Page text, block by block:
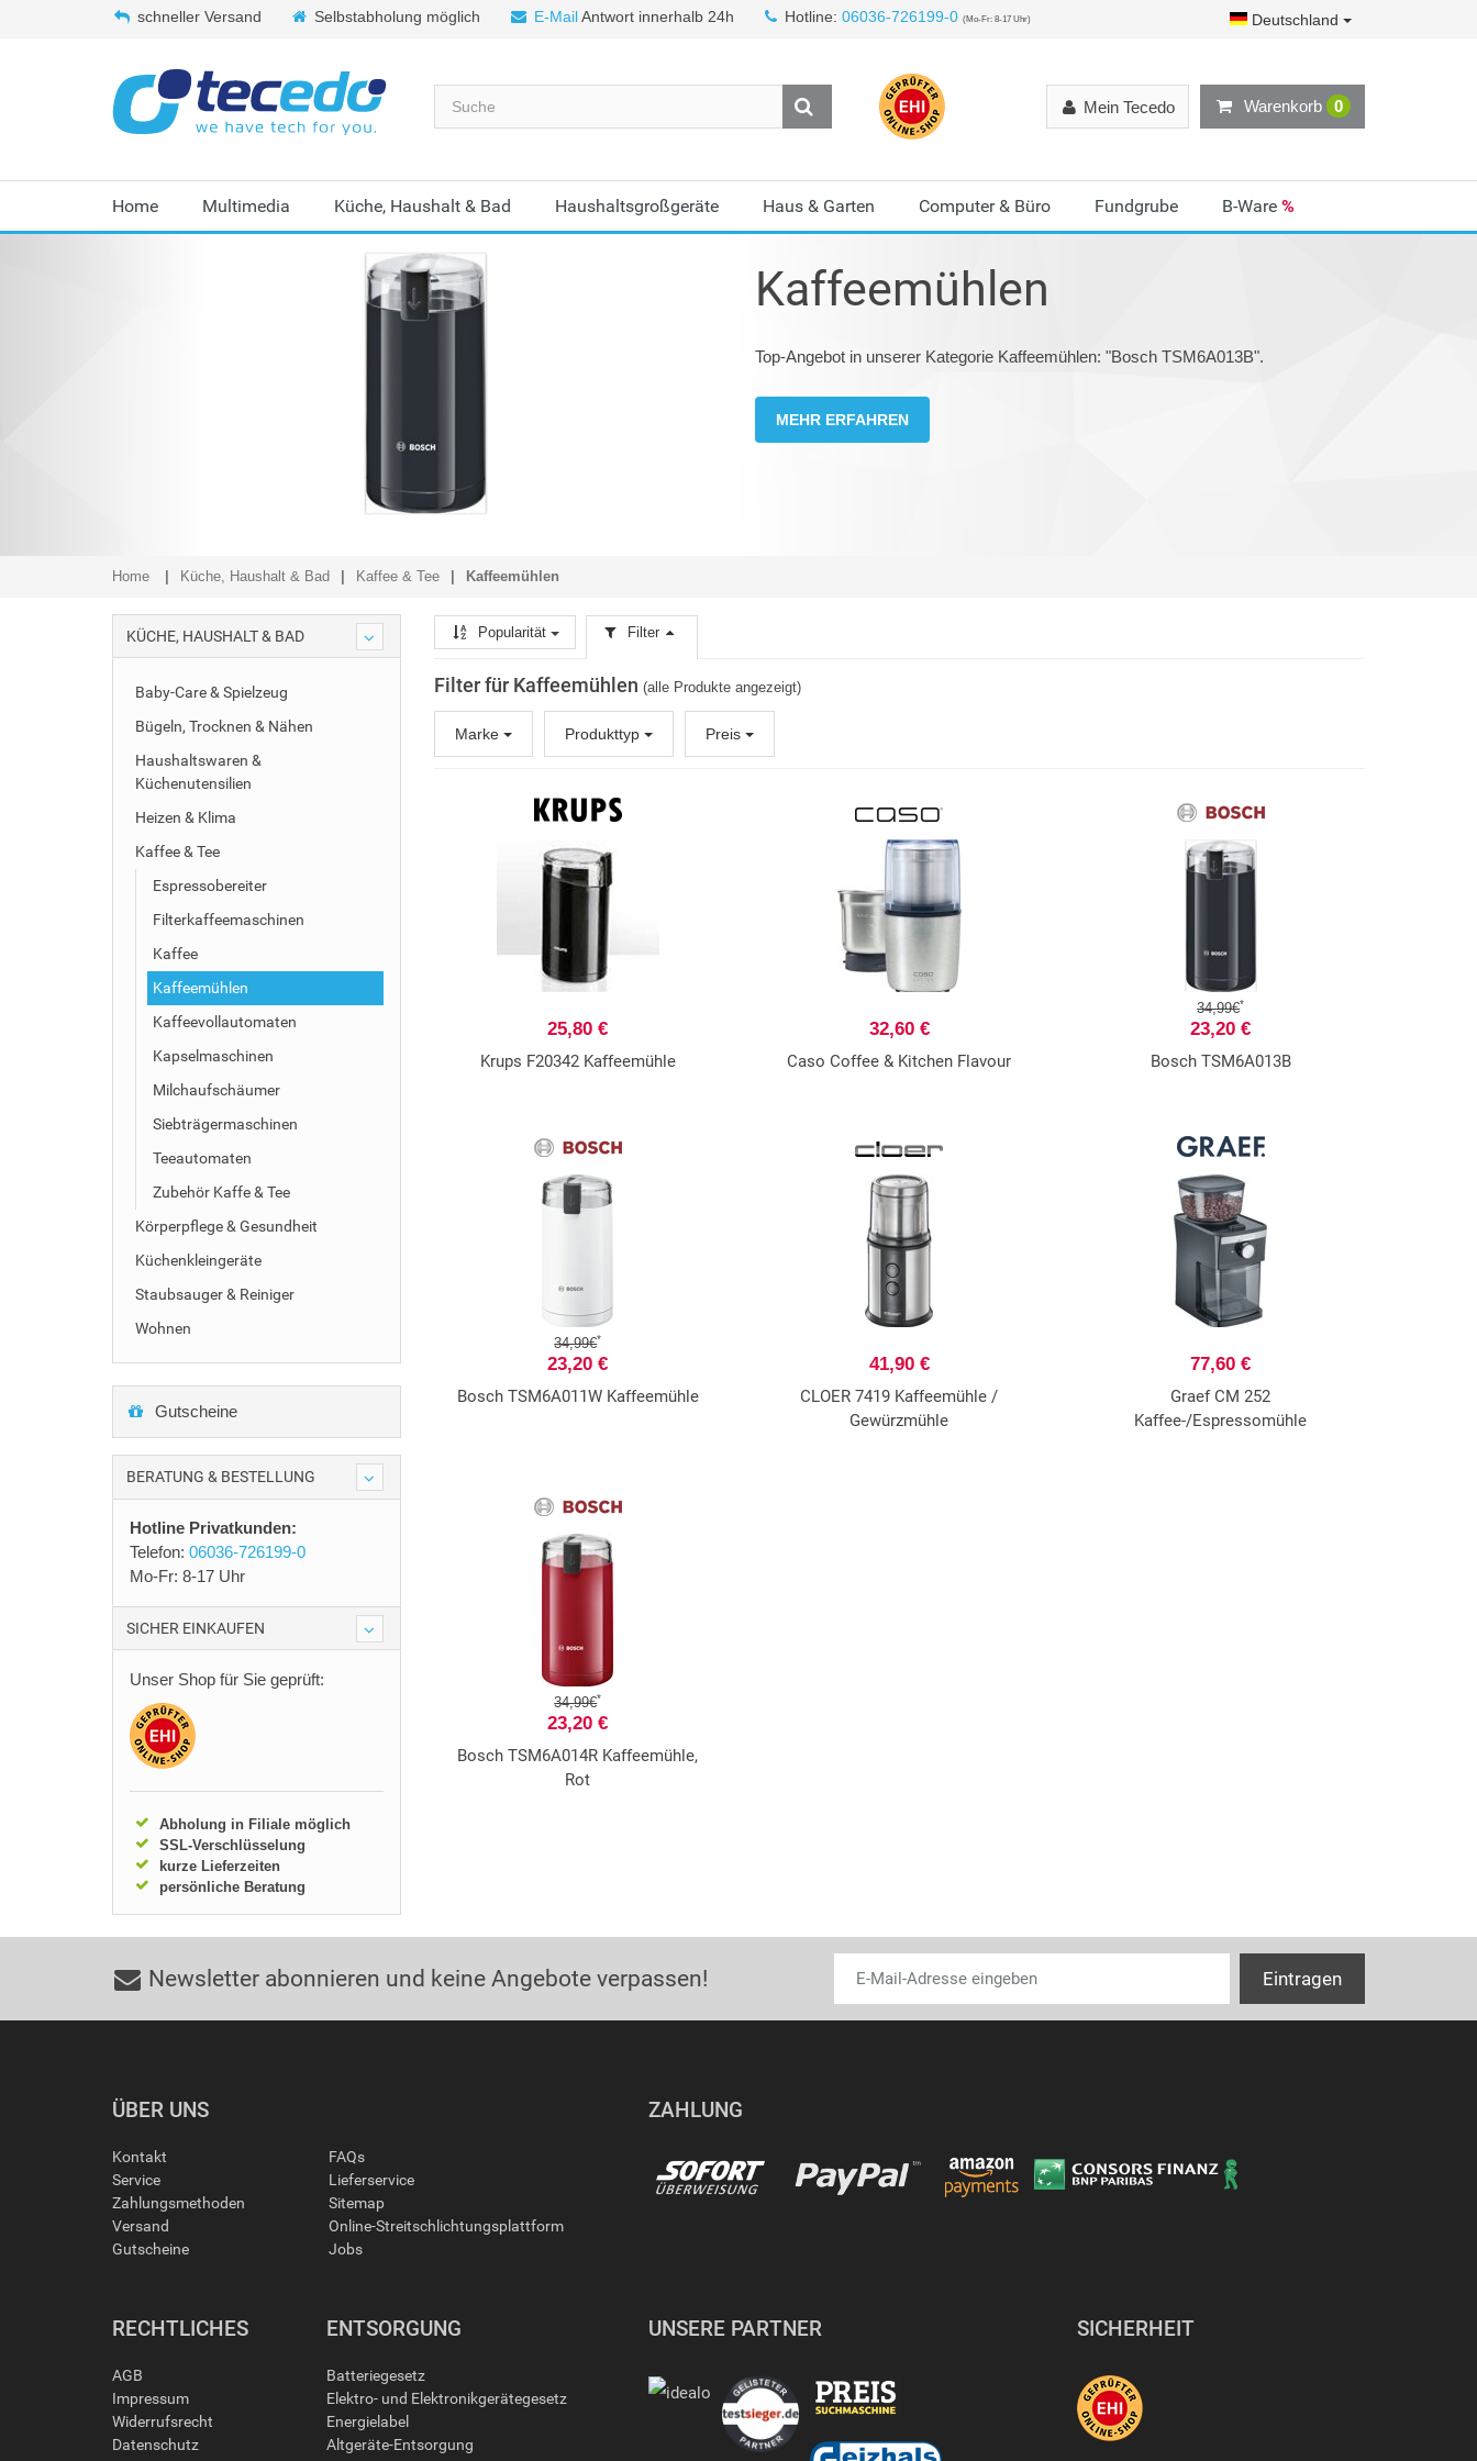
schneller Versand Selbstabholung möglich E-MailAntwort innerhalb 24h Hotline: 06036-726199-0 (Mo-Fr: 8-17 Uhr) Deutschland
Warenkorb 0
Mein Tecedo
Home Multimedia Küche, Haushalt & Bad Haushaltsgroßgeräte Haus & Garten Computer & Büro Fundgrube B-Ware %
Kaffeemühlen
Top-Angebot in unserer Kategorie Kaffeemühlen: "Bosch TSM6A013B".
MEHR ERFAHREN
Home Küche, Haushalt & Bad Kaffee & Tee Kaffeemühlen
KÜCHE, HAUSHALT & BAD
Baby-Care & Spielzeug
Bügeln, Trocknen & Nähen
Haushaltswaren &
Küchenutensilien
Heizen & Klima
Kaffee & Tee
Espressobereiter
Filterkaffeemaschinen
Kaffee
Kaffeemühlen
Kaffeevollautomaten
Kapselmaschinen
Milchaufschäumer
Siebträgermaschinen
Teeautomaten
Zubehör Kaffe & Tee
Körperpflege & Gesundheit
Küchenkleingeräte
Staubsauger & Reiniger
Wohnen
Gutscheine
BERATUNG & BESTELLUNG
Hotline Privatkunden:
Telefon: 06036-726199-0
Mo-Fr: 8-17 Uhr
SICHER EINKAUFEN
Unser Shop für Sie geprüft:
Abholung in Filiale möglich
SSL-Verschlüsselung
kurze Lieferzeiten
persönliche Beratung
Popularität Filter
Filter für Kaffeemühlen (alle Produkte angezeigt)
Marke Produkttyp Preis
25,80 €
Krups F20342 Kaffeemühle
32,60 €
Caso Coffee & Kitchen Flavour
34,99€*
23,20 €
Bosch TSM6A013B
34,99€*
23,20 €
Bosch TSM6A011W Kaffeemühle
41,90 €
CLOER 7419 Kaffeemühle /
Gewürzmühle
77,60 €
Graef CM 252
Kaffee-/Espressomühle
34,99€*
23,20 €
Bosch TSM6A014R Kaffeemühle,
Rot
Newsletter abonnieren und keine Angebote verpassen!
ÜBER UNS
Kontakt
Service
Zahlungsmethoden
Versand
Gutscheine
FAQs
Lieferservice
Sitemap
Online-Streitschlichtungsplattform
Jobs
ZAHLUNG
RECHTLICHES
AGB
Impressum
Widerrufsrecht
Datenschutz
ENTSORGUNG
Batteriegesetz
Elektro- und Elektronikgerätegesetz
Energielabel
Altgeräte-Entsorgung
UNSERE PARTNER SICHERHEIT